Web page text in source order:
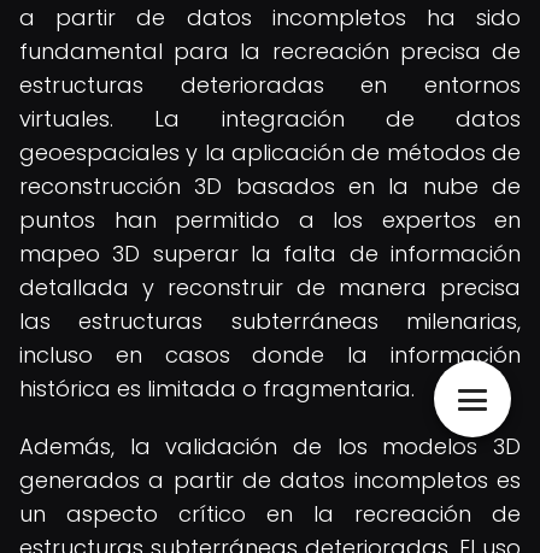
a partir de datos incompletos ha sido
fundamental para la recreación precisa de
estructuras deterioradas en entornos
virtuales. La integración de datos
geoespaciales y la aplicación de métodos de
reconstrucción 3D basados en la nube de
puntos han permitido a los expertos en
mapeo 3D superar la falta de información
detallada y reconstruir de manera precisa
las estructuras subterráneas milenarias,
incluso en casos donde la información
histórica es limitada o fragmentaria.
Además, la validación de los modelos 3D
generados a partir de datos incompletos es
un aspecto crítico en la recreación de